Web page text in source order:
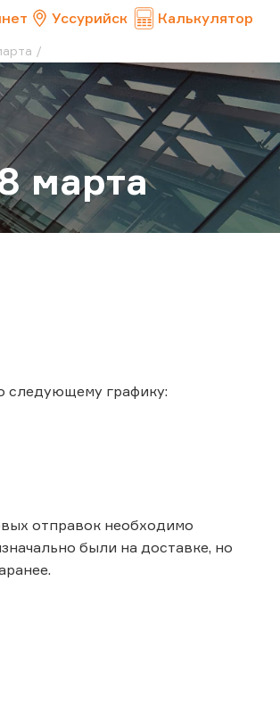
Уссурийск Калькулятор
марта
следующему графику:
отправок необходимо
были на доставке, но